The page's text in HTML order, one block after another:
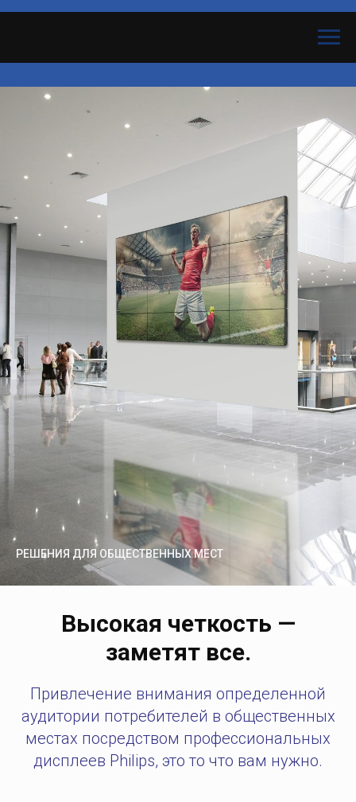
РЕШЕНИЯ ДЛЯ ОБЩЕСТВЕННЫХ МЕСТ
Высокая четкость —
заметят все.
Привлечение внимания определенной
аудитории потребителей в общественных
местах посредством профессиональных
дисплеев Philips, это то что вам нужно.